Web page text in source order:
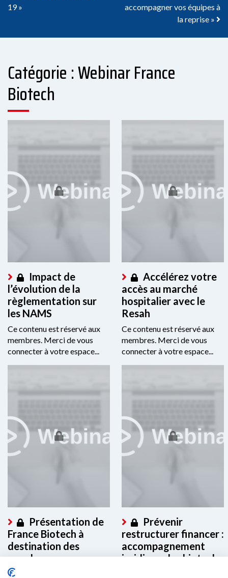
19 »
accompagner vos équipes à
la reprise »
Catégorie : Webinar France
Biotech
Impact de
l’évolution de la
règlementation sur
les NAMS
Ce contenu est réservé aux
membres. Merci de vous
connecter à votre espace...
Accélérez votre
accès au marché
hospitalier avec le
Resah
Ce contenu est réservé aux
membres. Merci de vous
connecter à votre espace...
Présentation de
France Biotech à
destination des
membres
Ce contenu est réservé aux
Prévenir
restructurer financer :
accompagnement
juridique des biotech